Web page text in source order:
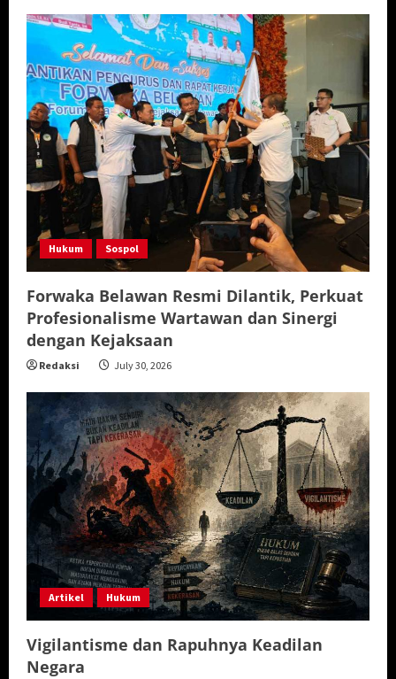
Hukum Sospol
Forwaka Belawan Resmi Dilantik, Perkuat
Profesionalisme Wartawan dan Sinergi
dengan Kejaksaan
Redaksi July 30, 2026
Artikel Hukum
Vigilantisme dan Rapuhnya Keadilan
Negara